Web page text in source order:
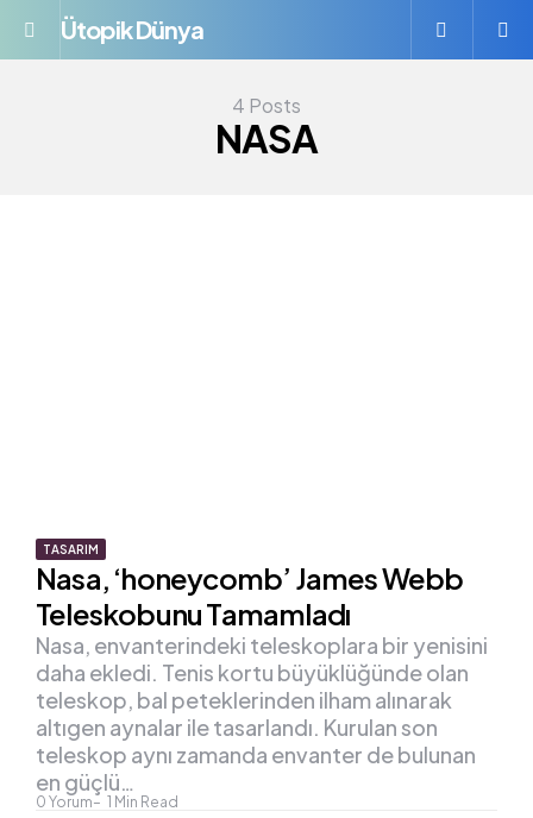
Menü
Ütopik Dünya
4 Posts
NASA
TASARIM
Nasa, ‘honeycomb’ James Webb
Teleskobunu Tamamladı
0 Yorum 1 Min Read
Nasa, envanterindeki teleskoplara bir yenisini
daha ekledi. Tenis kortu büyüklüğünde olan
teleskop, bal peteklerinden ilham alınarak
altıgen aynalar ile tasarlandı. Kurulan son
teleskop aynı zamanda envanter de bulunan
en güçlü…